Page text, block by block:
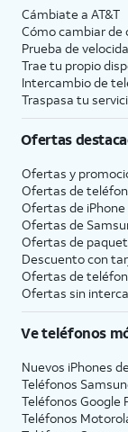
Cámbiate a AT&T
Cómo cambiar
Prueba de
Trae tu propio
Intercambio de
Traspasa tu
Ofertas
Ofertas y
Ofertas de
Ofertas de iPhone
Ofertas de
Ofertas de
Descuento con
Ofertas de
Ofertas sin
Ve teléfonos
Nuevos iPhones
Teléfonos
Teléfonos Google
Teléfonos